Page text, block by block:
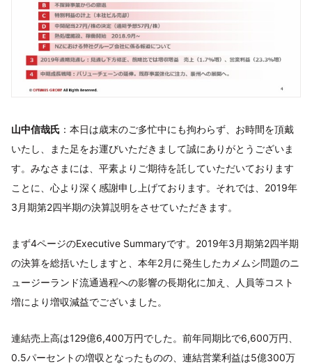
山中信哉氏 ：本日は歳末のご多忙中にも拘わらず、お時間を頂戴
いたし、また足をお運びいただきまして誠にありがとうございま
す。みなさまには、平素よりご期待を託していただいております
ことに、心より深く感謝申し上げております。それでは、2019年
3月期第2四半期の決算説明をさせていただきます。
まず4ページのExecutive Summaryです。2019年3月期第2四半期
の決算を総括いたしますと、本年2月に発生したカメムシ問題のニ
ュージーランド流通過程への影響の長期化に加え、人員等コスト
増により増収減益でございました。
連結売上高は129億6,400万円でした。前年同期比で6,600万円、
0.5パーセントの増収となったものの、連結営業利益は5億300万